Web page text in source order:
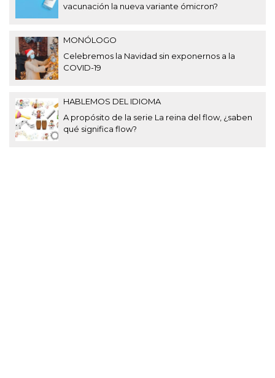
vacunación la nueva variante ómicron?
MONÓLOGO
Celebremos la Navidad sin exponernos a la
COVID-19
HABLEMOS DEL IDIOMA
A propósito de la serie La reina del flow, ¿saben
qué significa flow?